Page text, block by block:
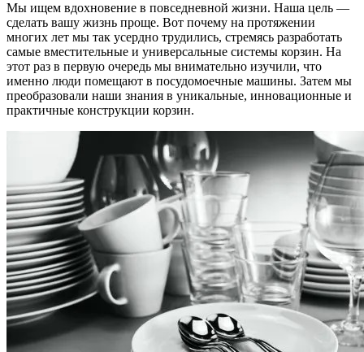
Мы ищем вдохновение в повседневной жизни. Наша цель —
сделать вашу жизнь проще. Вот почему на протяжении
многих лет мы так усердно трудились, стремясь разработать
самые вместительные и универсальные системы корзин. На
этот раз в первую очередь мы внимательно изучили, что
именно люди помещают в посудомоечные машины. Затем мы
преобразовали наши знания в уникальные, инновационные и
практичные конструкции корзин.